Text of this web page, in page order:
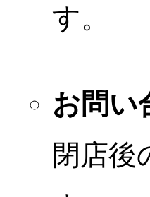
す。
お問い
閉店後